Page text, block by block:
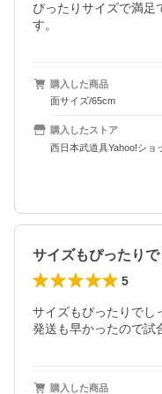
ぴったりサイズで満足
す。
購入した商品
面サイズ/65cm
購入したストア
西日本武道具Yahoo!ショ
5
サイズもぴったりでし
発送も早かったので試
購入した商品